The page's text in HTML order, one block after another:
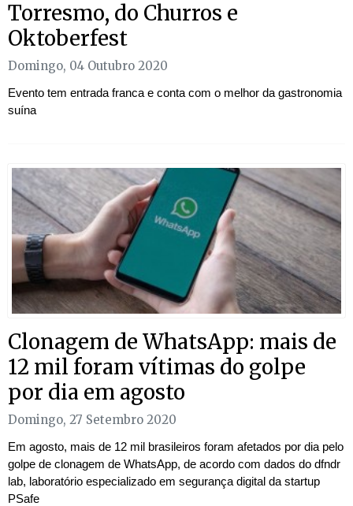
Torresmo, do Churros e
Oktoberfest
Domingo, 04 Outubro 2020
Evento tem entrada franca e conta com o melhor da gastronomia
suína
Clonagem de WhatsApp: mais de
12 mil foram vítimas do golpe
por dia em agosto
Domingo, 27 Setembro 2020
Em agosto, mais de 12 mil brasileiros foram afetados por dia pelo
golpe de clonagem de WhatsApp, de acordo com dados do dfndr
lab, laboratório especializado em segurança digital da startup
PSafe